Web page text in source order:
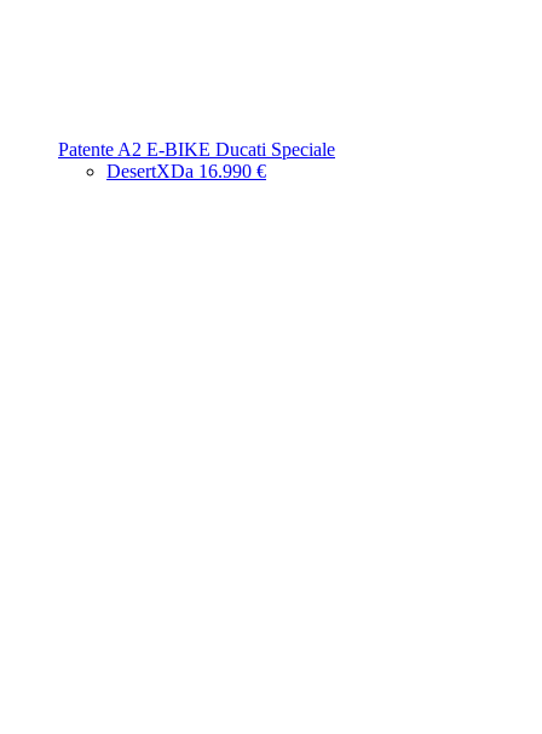
Patente A2 E-BIKE Ducati Speciale
DesertXDa 16.990 €